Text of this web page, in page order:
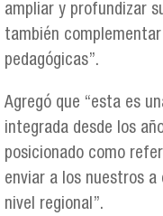
ampliar y profundizar
también
pedagógicas”.
Agregó que “esta es
integrada desde los
posicionado como
enviar a los nuestros
nivel regional”.